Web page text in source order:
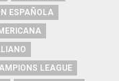
ESPAÑOLA
LEAGUE